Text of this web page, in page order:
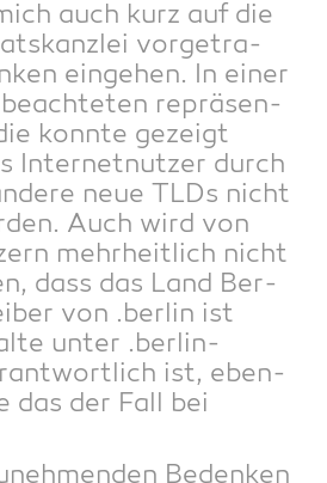
auch kurz auf die
vor­ge­tra­
ein­ge­hen. In einer
reprä­sen­
konn­te gezeigt
Inter­net­nut­zer durch
neue TLDs nicht
Auch wird von
mehr­heit­lich nicht
dass das Land Ber­
von .ber­lin ist
unter .ber­lin-
ist, eben­
das der Fall bei
Beden­ken